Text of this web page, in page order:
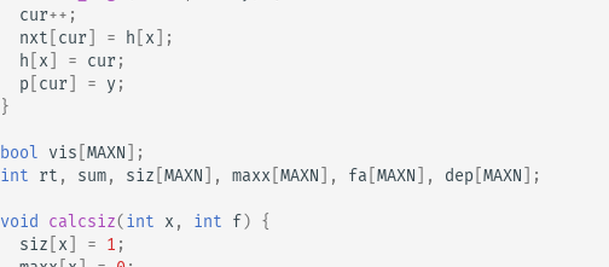
cur++ ;
nxt cur = h x ];
h x = cur;
p cur = y;
}
bool vis MAXN ];
int rt , sum, siz MAXN ], maxx MAXN ], fa MAXN ], dep MAXN ];
void calcsiz(int x, int f) {
siz x = 1 ;